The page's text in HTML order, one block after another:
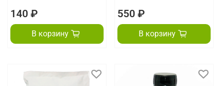
140 ₽
В корзину
550 ₽
В корзину